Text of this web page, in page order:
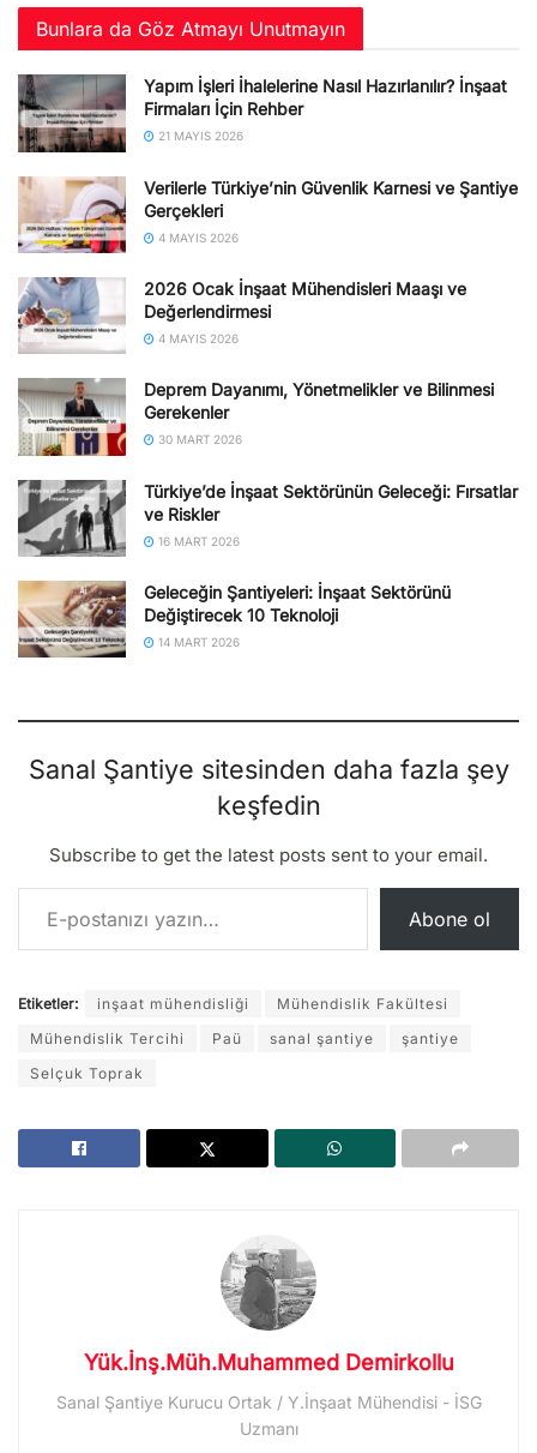
Bunlara da Göz Atmayı Unutmayın
Yapım İşleri İhalelerine Nasıl Hazırlanılır? İnşaat
Firmaları İçin Rehber
21 MAYIS 2026
Verilerle Türkiye’nin Güvenlik Karnesi ve Şantiye
Gerçekleri
4 MAYIS 2026
2026 Ocak İnşaat Mühendisleri Maaşı ve
Değerlendirmesi
4 MAYIS 2026
Deprem Dayanımı, Yönetmelikler ve Bilinmesi
Gerekenler
30 MART 2026
Türkiye’de İnşaat Sektörünün Geleceği: Fırsatlar
ve Riskler
16 MART 2026
Geleceğin Şantiyeleri: İnşaat Sektörünü
Değiştirecek 10 Teknoloji
14 MART 2026
Sanal Şantiye sitesinden daha fazla şey
keşfedin
Subscribe to get the latest posts sent to your email.
E-postanızı yazın…
Abone ol
Etiketler: inşaat mühendisliği
Mühendislik Fakültesi
Mühendislik Tercihi
Paü sanal şantiye
şantiye
Selçuk Toprak
Yük.İnş.Müh.Muhammed Demirkollu
Sanal Şantiye Kurucu Ortak / Y.İnşaat Mühendisi - İSG
Uzmanı